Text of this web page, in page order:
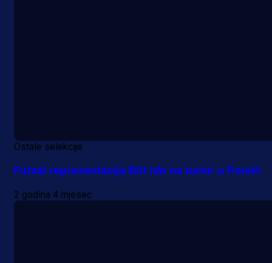
Ostale selekcije
Futsal reprezentacija BiH ide na turnir u Poreč!
2 godina 4 mjesec